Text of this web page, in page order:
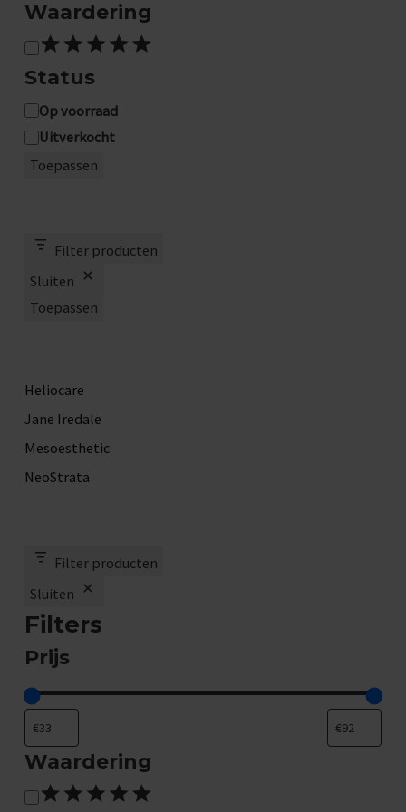
Waardering
W
a
a
r
d
n
Status
S
t
s
Op voorraad
Uitverkocht
Toepassen
Filter producten
Sluiten
Toepassen
Heliocare
Jane Iredale
Mesoesthetic
NeoStrata
Filter producten
Sluiten
Filters
Prijs
Waardering
W